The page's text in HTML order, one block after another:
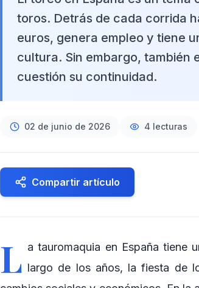
toros. Detrás de cada corrida
euros, genera empleo y tiene
cultura. Sin embargo, también
cuestión su continuidad.
02 de junio de 2026 4 lecturas
Compartir artículo
L a tauromaquia en España tiene
largo de los años, la fiesta de